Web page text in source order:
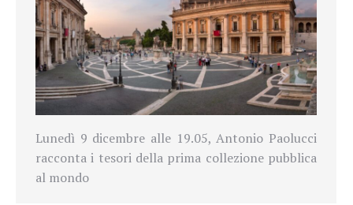
Lunedì 9 dicembre alle 19.05, Antonio Paolucci
racconta i tesori della prima collezione pubblica
al mondo